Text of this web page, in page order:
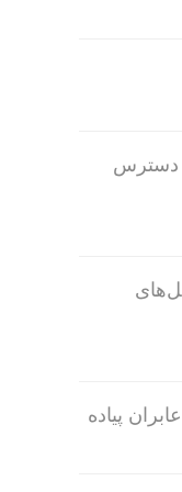
دسترس
پیاده